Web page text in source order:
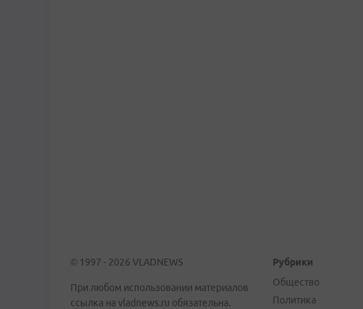
© 1997 - 2026 VLADNEWS
При любом использовании материалов
ссылка на vladnews.ru обязательна.
Рубрики
Общество
Политика